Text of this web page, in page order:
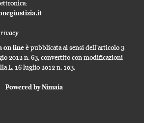
on lineè pubblicata ai sensi dell'articolo 3
2012 n. 63, convertito con modificazioni
L. 16 luglio 2012 n. 103.
Powered by Nimaia